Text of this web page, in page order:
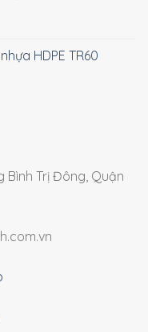
HDPE TR60
Bình Trị Đông, Quận